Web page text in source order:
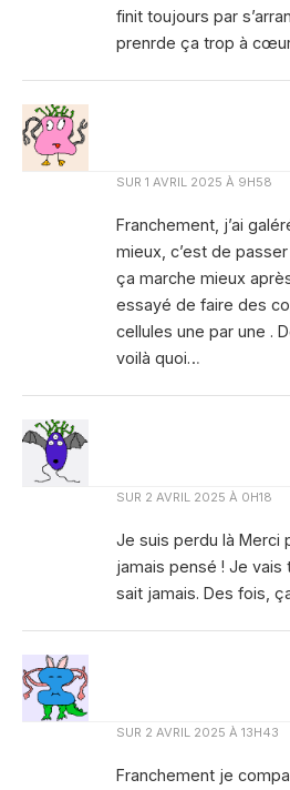
finit toujours par
prenrde ça trop à
SUR 1 AVRIL 2025 À 9H58
Franchement, j’ai
mieux, c’est de
ça marche mieux
essayé de faire des
cellules une par une .
voilà quoi…
SUR 2 AVRIL 2025 À 0H18
Je suis perdu là Merci
jamais pensé ! Je
sait jamais. Des fois,
SUR 2 AVRIL 2025 À 13H43
Franchement je